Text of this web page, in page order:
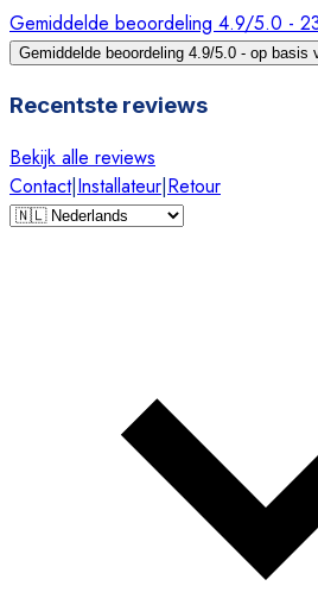
Gemiddelde beoordeling 4.9/5.0 -
Gemiddelde beoordeling 4.9/5.0 - op basis
Recentste reviews
Bekijk alle reviews
Contact|Installateur|Retour